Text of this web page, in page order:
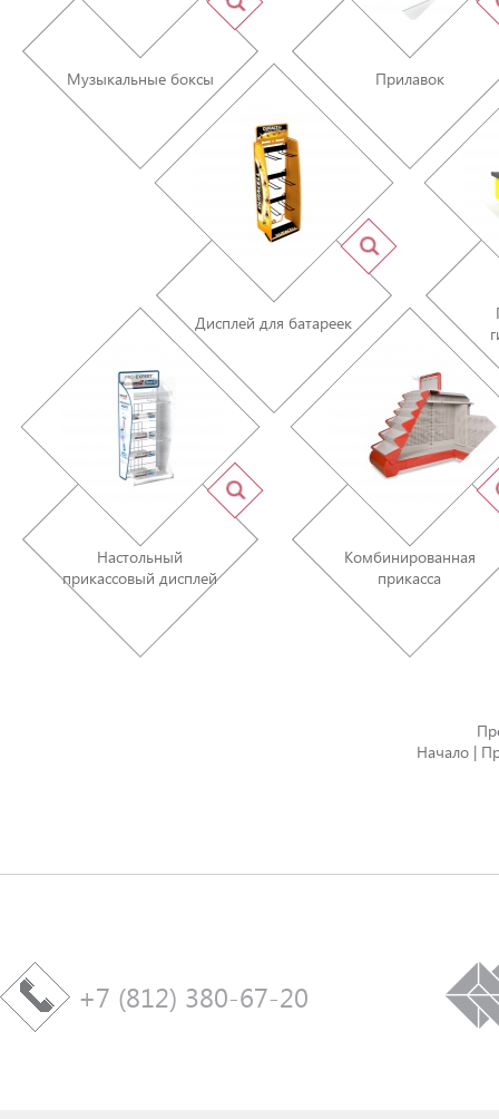
Музыкальные боксы Прилавок
Дисплей для батареек
Настольный
прикассовый дисплей
Комбинированная
прикасса
Начало |
+7 (812) 380-67-20